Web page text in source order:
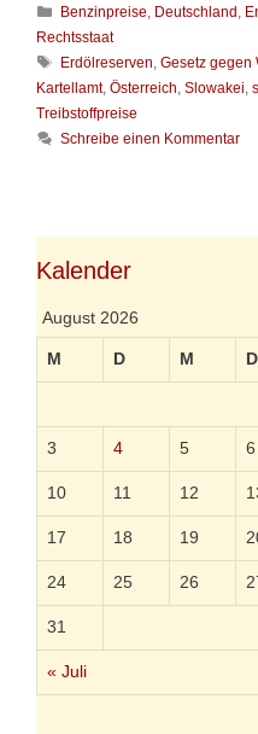
t
n
g
e
n
r
i
s
o
f
K
a
t
g
o
r
Benzinpreise, Deutschland ,
Rechtsstaat
S
c
h
a
r
e
Erdölreserven,Gesetz gegen
Kartellamt, Österreich, Slowakei,
Treibstoffpreise
Schreibe einen Kommentar
Kalender
August 2026
M D M D
« Juli
3 4 5 6
10 11 12
17 18 19
24 25 26
31